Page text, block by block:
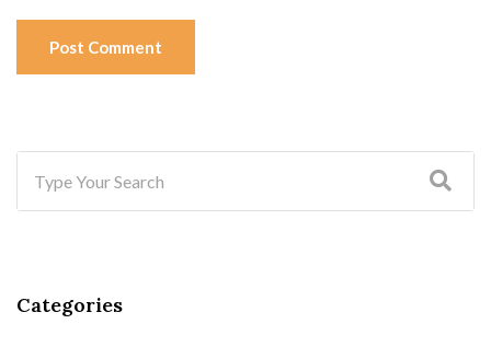
Post Comment
Categories